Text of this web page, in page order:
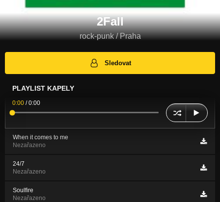
2Fall
rock-punk / Praha
Sledovat
PLAYLIST KAPELY
0:00 /0:00
When it comes to me
Nezařazeno
24/7
Nezařazeno
Soulfire
Nezařazeno